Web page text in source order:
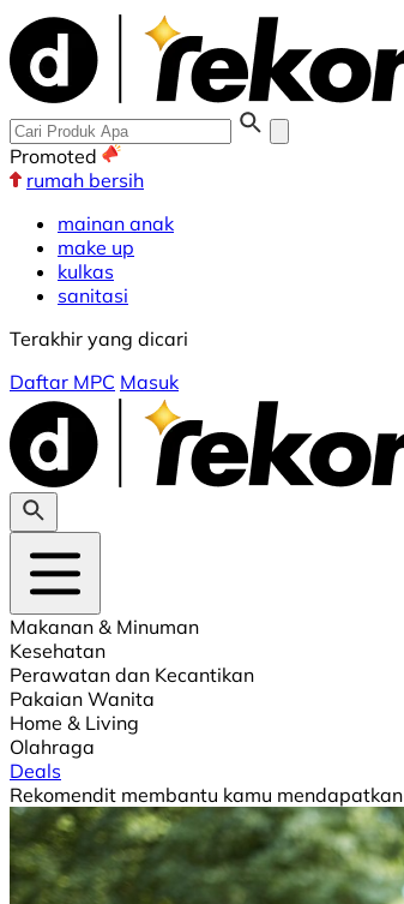
Promoted
rumah bersih
mainan anak
make up
kulkas
sanitasi
Terakhir yang dicari
Daftar MPC Masuk
Makanan & Minuman
Kesehatan
Perawatan dan Kecantikan
Pakaian Wanita
Home & Living
Olahraga
Deals
Rekomendit membantu kamu